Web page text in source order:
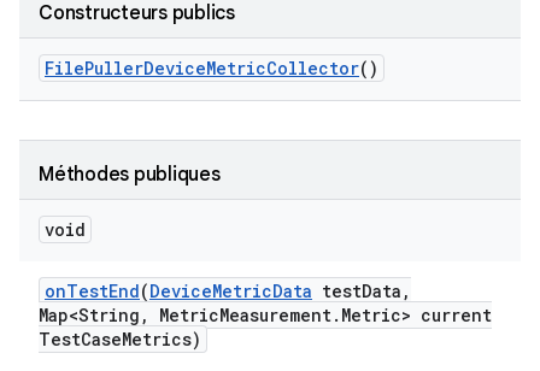
Constructeurs publics
FilePullerDeviceMetricCollector()
Méthodes publiques
void
onTestEnd(DeviceMetricData testData ,
Map<String , MetricMeasurement. Metric> current
TestCaseMetrics)